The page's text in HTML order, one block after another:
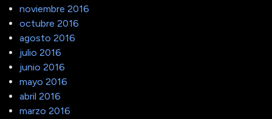
noviembre 2016
octubre 2016
agosto 2016
julio 2016
junio 2016
mayo 2016
abril 2016
marzo 2016